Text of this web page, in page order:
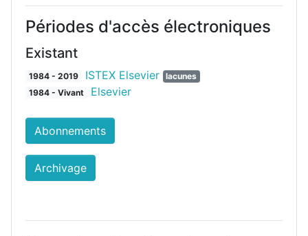
Périodes d'accès électroniques
Existant
1984 - 2019 ISTEX Elsevier
lacunes
1984 - Vivant
Elsevier
Abonnements
Archivage